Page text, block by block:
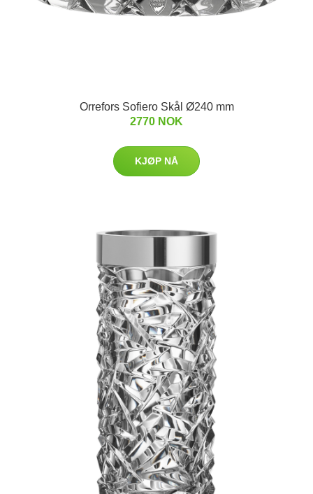
Orrefors Sofiero Skål Ø240 mm
2770 NOK
KJØP NÅ